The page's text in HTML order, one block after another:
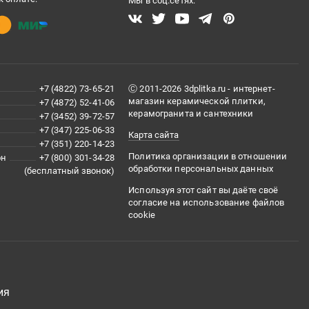
+7 (4822) 73-65-21
+7 (4872) 52-41-06
+7 (3452) 39-72-57
+7 (347) 225-06-33
+7 (351) 220-14-23
+7 (800) 301-34-28
(бесплатный звонок)
Ⓒ 2011-2026 3dplitka.ru - интернет-
магазин керамической плитки,
керамогранита и сантехники
Карта сайта
Политика организации в отношении
обработки персональных данных
Используя этот сайт вы даёте своё
согласие на использование файлов
cookie